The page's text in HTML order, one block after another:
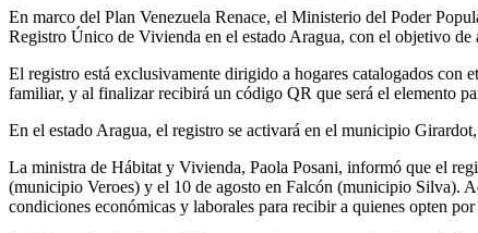
En marco del Plan Venezuela Renace, el Ministerio del Poder
Registro Único de Vivienda en el estado Aragua, con el objetivo
El registro está exclusivamente dirigido a hogares catalogados con
familiar, y al finalizar recibirá un código QR que será el elemento
En el estado Aragua, el registro se activará en el municipio
La ministra de Hábitat y Vivienda, Paola Posani, informó que el
(municipio Veroes) y el 10 de agosto en Falcón (municipio Silva).
condiciones económicas y laborales para recibir a quienes opten